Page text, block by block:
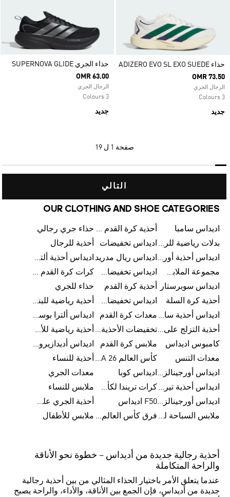
حذاء ADIZERO EVO SL EXO SUEDE
OMR 73.50
الرجال الجري
3 Colours
جديد
حذاء الجري SUPERNOVA GLIDE
OMR 63.00
الرجال الجري
3 Colours
جديد
صفحة 1 ل 19
التالي
OUR CLOTHING AND SHOE CATEGORIES
اديداس سامبا أحذية كرة القدم للرجال حذاء جري رجالي
بدلات رياضية للرجال اديداس تخفيضات
أحذية للرجال
اديداس أحذية أورجينالز اديداس ريال مدريد
اديداس أحذية ألترا بوست للرجال
مجموعة الملابس الرياضية
اديداس تخفيضات للأطفال
كرات كرة القدم للرجال
اديداس سوبرستار
أحذية كرة القدم
حذاء للجري
أحذية كرة السلة
اديداس تخفيضات للرجال
أحذية رياضية للبنات
اديداس أحذية سامبا للنساء معدات كرة القدم
اديداس ألترا بوست
أحذية التزلج على اللوح للرجال
تخفيضات الأحذية للرجال
أحذية رياضية للأطفال
كامبوس اديداس
ملابس كرة القدم
اديداس أديدازيرو معدات الجري
معدات التنس
كأس العالم FIFA 26™ أحذية للنساء
اديداس أورجينالز ملابس للنساء اديداس كوبا
معدات الجري
اديداس أحذية تيريكس
كرات تريندا لكأس العالم FIFA 26™
ملابس للنساء
اديداس أورجينالز صنادل للنساءF50 اديداس
أحذية الجري على الطرق الوعرة للرجال
ملابس السباحة للنساء
فرق كأس العالم FIFA 26™ ملابس للأطفال
أحذية رجالية جديدة من أديداس – خطوة نحو الأناقة
والراحة المتكاملة
عندما يتعلق الأمر باختيار الحذاء المثالي من بين أحذية رجالية
جديدة من أديداس، فإن الجمع بين الأناقة، والأداء، والراحة يصبح